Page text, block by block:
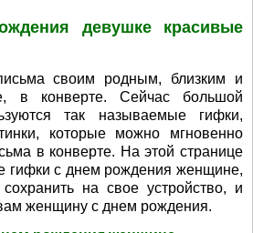
девушке красивые
своим родным, близким и
в конверте. Сейчас большой
так называемые гифки,
которые можно мгновенно
в конверте. На этой странице
гифки с днем рождения женщине,
на свое устройство, и
женщину с днем рождения.